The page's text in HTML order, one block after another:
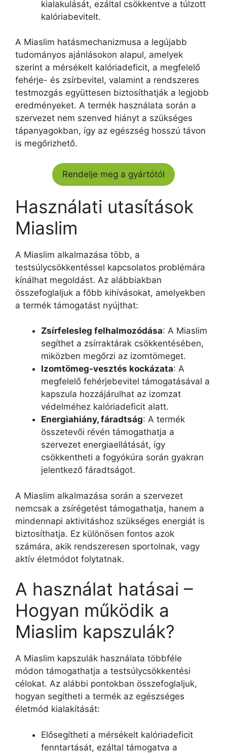
kialakulását, ezáltal csökkentve a túlzott
kalóriabevitelt.
A Miaslim hatásmechanizmusa a legújabb
tudományos ajánlásokon alapul, amelyek
szerint a mérsékelt kalóriadeficit, a megfelelő
fehérje- és zsírbevitel, valamint a rendszeres
testmozgás együttesen biztosíthatják a legjobb
eredményeket. A termék használata során a
szervezet nem szenved hiányt a szükséges
tápanyagokban, így az egészség hosszú távon
is megőrizhető.
Rendelje meg a gyártótól
Használati utasítások
Miaslim
A Miaslim alkalmazása több, a
testsúlycsökkentéssel kapcsolatos problémára
kínálhat megoldást. Az alábbiakban
összefoglaljuk a főbb kihívásokat, amelyekben
a termék támogatást nyújthat:
Zsírfelesleg felhalmozódása: A Miaslim
segíthet a zsírraktárak csökkentésében,
miközben megőrzi az izomtömeget.
Izomtömeg-vesztés kockázata: A
megfelelő fehérjebevitel támogatásával a
kapszula hozzájárulhat az izomzat
védelméhez kalóriadeficit alatt.
Energiahiány, fáradtság: A termék
összetevői révén támogathatja a
szervezet energiaellátását, így
csökkentheti a fogyókúra során gyakran
jelentkező fáradtságot.
A Miaslim alkalmazása során a szervezet
nemcsak a zsírégetést támogathatja, hanem a
mindennapi aktivitáshoz szükséges energiát is
biztosíthatja. Ez különösen fontos azok
számára, akik rendszeresen sportolnak, vagy
aktív életmódot folytatnak.
A használat hatásai –
Hogyan működik a
Miaslim kapszulák?
A Miaslim kapszulák használata többféle
módon támogathatja a testsúlycsökkentési
célokat. Az alábbi pontokban összefoglaljuk,
hogyan segítheti a termék az egészséges
életmód kialakítását:
Elősegítheti a mérsékelt kalóriadeficit
fenntartását, ezáltal támogatva a